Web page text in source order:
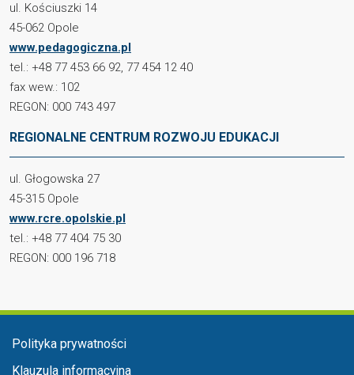
ul. Kościuszki 14
45-062 Opole
www.pedagogiczna.pl
tel.: +48 77 453 66 92, 77 454 12 40
fax wew.: 102
REGON: 000 743 497
REGIONALNE CENTRUM ROZWOJU EDUKACJI
ul. Głogowska 27
45-315 Opole
www.rcre.opolskie.pl
tel.: +48 77 404 75 30
REGON: 000 196 718
Menu w stopce
Polityka prywatności
Klauzula informacyjna